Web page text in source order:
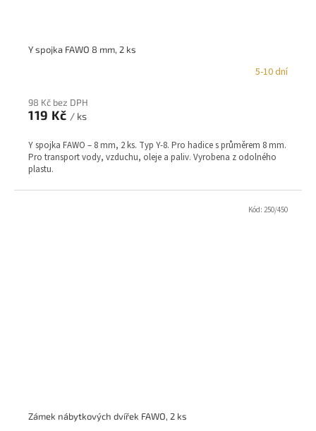
Y spojka FAWO 8 mm, 2 ks
5-10 dní
98 Kč bez DPH
119 Kč / ks
Y spojka FAWO – 8 mm, 2 ks. Typ Y-8. Pro hadice s průměrem 8 mm.
Pro transport vody, vzduchu, oleje a paliv. Vyrobena z odolného
plastu.
Zámek nábytkových dvířek FAWO, 2 ks
Kód: 250/450